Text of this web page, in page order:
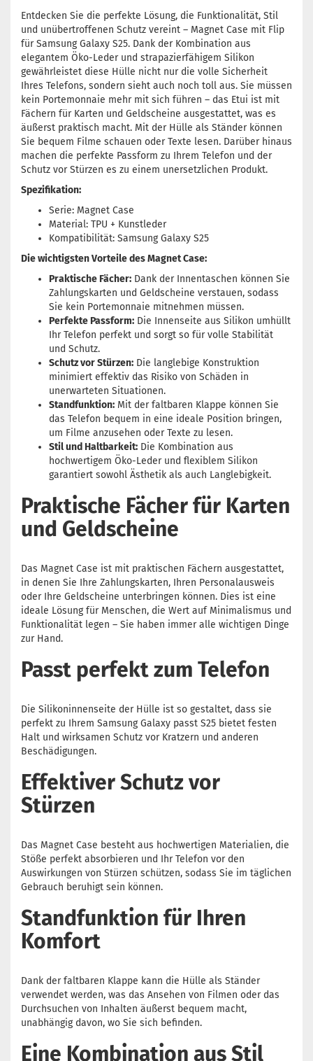
Entdecken Sie die perfekte Lösung, die Funktionalität, Stil
und unübertroffenen Schutz vereint – Magnet Case mit Flip
für Samsung Galaxy S25. Dank der Kombination aus
elegantem Öko-Leder und strapazierfähigem Silikon
gewährleistet diese Hülle nicht nur die volle Sicherheit
Ihres Telefons, sondern sieht auch noch toll aus. Sie müssen
kein Portemonnaie mehr mit sich führen – das Etui ist mit
Fächern für Karten und Geldscheine ausgestattet, was es
äußerst praktisch macht. Mit der Hülle als Ständer können
Sie bequem Filme schauen oder Texte lesen. Darüber hinaus
machen die perfekte Passform zu Ihrem Telefon und der
Schutz vor Stürzen es zu einem unersetzlichen Produkt.
Spezifikation:
Serie: Magnet Case
Material: TPU + Kunstleder
Kompatibilität: Samsung Galaxy S25
Die wichtigsten Vorteile des Magnet Case:
Praktische Fächer: Dank der Innentaschen können Sie
Zahlungskarten und Geldscheine verstauen, sodass
Sie kein Portemonnaie mitnehmen müssen.
Perfekte Passform: Die Innenseite aus Silikon umhüllt
Ihr Telefon perfekt und sorgt so für volle Stabilität
und Schutz.
Schutz vor Stürzen: Die langlebige Konstruktion
minimiert effektiv das Risiko von Schäden in
unerwarteten Situationen.
Standfunktion: Mit der faltbaren Klappe können Sie
das Telefon bequem in eine ideale Position bringen,
um Filme anzusehen oder Texte zu lesen.
Stil und Haltbarkeit: Die Kombination aus
hochwertigem Öko-Leder und flexiblem Silikon
garantiert sowohl Ästhetik als auch Langlebigkeit.
Praktische Fächer für Karten
und Geldscheine
Das Magnet Case ist mit praktischen Fächern ausgestattet,
in denen Sie Ihre Zahlungskarten, Ihren Personalausweis
oder Ihre Geldscheine unterbringen können. Dies ist eine
ideale Lösung für Menschen, die Wert auf Minimalismus und
Funktionalität legen – Sie haben immer alle wichtigen Dinge
zur Hand.
Passt perfekt zum Telefon
Die Silikoninnenseite der Hülle ist so gestaltet, dass sie
perfekt zu Ihrem Samsung Galaxy passt S25 bietet festen
Halt und wirksamen Schutz vor Kratzern und anderen
Beschädigungen.
Effektiver Schutz vor
Stürzen
Das Magnet Case besteht aus hochwertigen Materialien, die
Stöße perfekt absorbieren und Ihr Telefon vor den
Auswirkungen von Stürzen schützen, sodass Sie im täglichen
Gebrauch beruhigt sein können.
Standfunktion für Ihren
Komfort
Dank der faltbaren Klappe kann die Hülle als Ständer
verwendet werden, was das Ansehen von Filmen oder das
Durchsuchen von Inhalten äußerst bequem macht,
unabhängig davon, wo Sie sich befinden.
Eine Kombination aus Stil